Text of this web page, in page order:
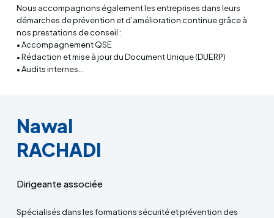
Nous accompagnons également les entreprises dans leurs
démarches de prévention et d’amélioration continue grâce à
nos prestations de conseil :
• Accompagnement QSE
• Rédaction et mise à jour du Document Unique (DUERP)
• Audits internes…
Nawal
RACHADI
Dirigeante associée
Spécialisés dans les formations sécurité et prévention des